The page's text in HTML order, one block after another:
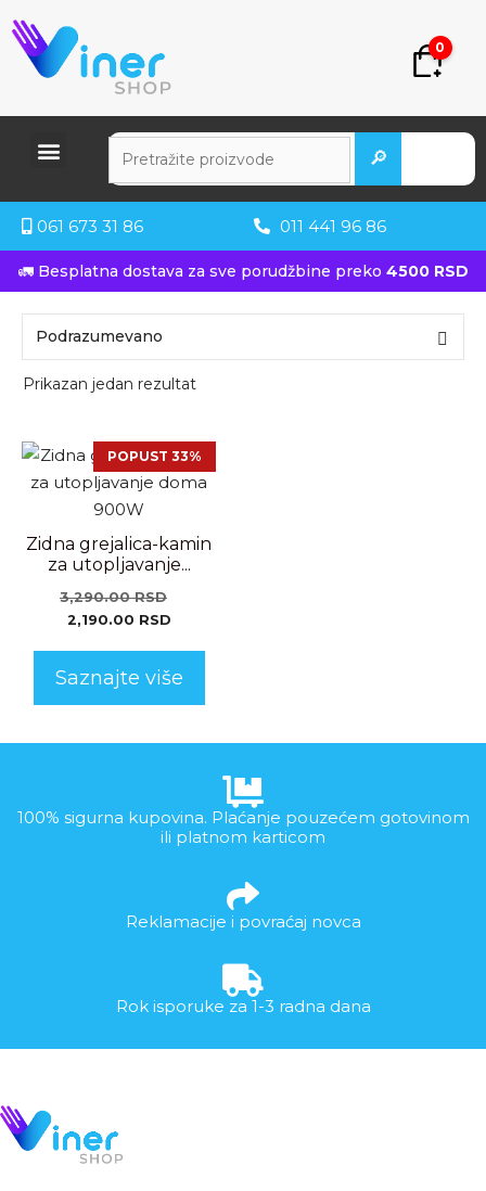
0
🔎
061 673 31 86 011 441 96 86
🚛 Besplatna dostava za sve porudžbine preko 4500 RSD
Prikazan jedan rezultat
POPUST 33%
Zidna grejalica-kamin
za utopljavanje...
3,290.00RSD
2,190.00 RSD
Saznajte više
100% sigurna kupovina. Plaćanje pouzećem gotovinom
ili platnom karticom
Reklamacije i povraćaj novca
Rok isporuke za 1-3 radna dana